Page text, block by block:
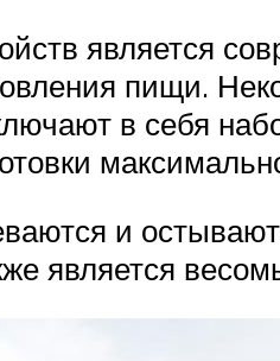
является
пищи.
в себя
и
является